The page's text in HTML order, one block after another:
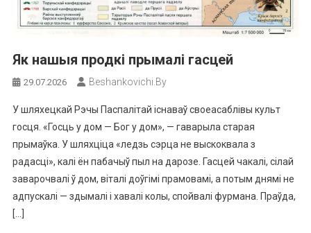
Як нашыя продкі прымалі гасцей
29.07.2026 Beshankovichi.by
У шляхецкай Рэчы Паспалітай існаваў своеасаблівы культ
госця. «Госць у дом — Бог у дом», — гаварыла старая
прымаўка. У шляхціца «ледзь сэрца не выскоквала з
радасці», калі ён пабачыў пыл на дарозе. Гасцей чакалі, сілай
заварочвалі ў дом, віталі доўгімі прамовамі, а потым днямі не
адпускалі — здымалі і хавалі колы, спойвалі фурмана. Праўда,
[…]